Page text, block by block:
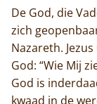
De God, die
zich
Nazareth.
God: “Wie Mij
God is
kwaad in de